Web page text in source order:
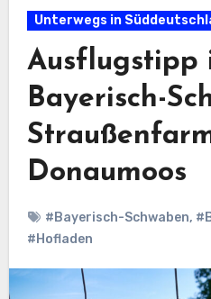
Unterwegs in
Ausflugstipp
Bayerisch-
Donaumoos
#Bayerisch-Schwaben,
#Hofladen